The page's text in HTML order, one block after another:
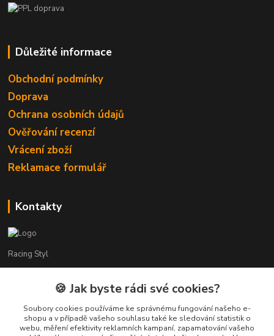
Důležité informace
Obchodní podmínky
Doprava
Ochrana osobních údajů
Ověřování recenzí
Vrácení zboží
Reklamace formulář
Kontakty
Racing Styl
Karel Muláček
774 51 50 88
(7:00 - 20:00)
shop@racingstyl.com
🍪 Jak byste rádi své cookies?
Soubory cookies používáme ke správnému fungování našeho e-
shopu a v případě vašeho souhlasu také ke sledování statistik o
webu, měření efektivity reklamních kampaní, zapamatování vašeho